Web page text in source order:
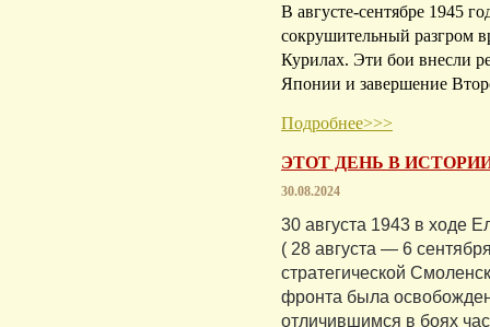
В августе-сентябре 1945
сокрушительный разгром
Курилах. Эти бои внесли
Японии и завершение
Подробнее>>>
ЭТОТ ДЕНЬ В
30.08.2024
30 августа 1943 в ходе
( 28 августа — 6
стратегической
фронта была
отличившимся в боях